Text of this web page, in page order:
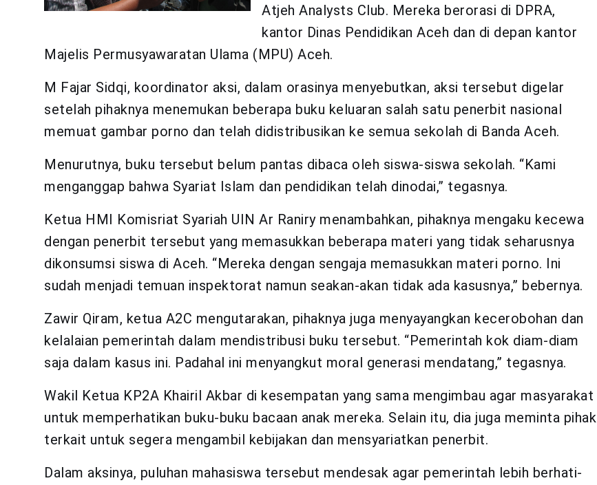
Atjeh Analysts Club. Mereka berorasi di DPRA,
kantor Dinas Pendidikan Aceh dan di depan kantor
Majelis Permusyawaratan Ulama (MPU) Aceh.
M Fajar Sidqi, koordinator aksi, dalam orasinya menyebutkan, aksi tersebut digelar
setelah pihaknya menemukan beberapa buku keluaran salah satu penerbit nasional
memuat gambar porno dan telah didistribusikan ke semua sekolah di Banda Aceh.
Menurutnya, buku tersebut belum pantas dibaca oleh siswa-siswa sekolah. “Kami
menganggap bahwa Syariat Islam dan pendidikan telah dinodai,” tegasnya.
Ketua HMI Komisriat Syariah UIN Ar Raniry menambahkan, pihaknya mengaku kecewa
dengan penerbit tersebut yang memasukkan beberapa materi yang tidak seharusnya
dikonsumsi siswa di Aceh. “Mereka dengan sengaja memasukkan materi porno. Ini
sudah menjadi temuan inspektorat namun seakan-akan tidak ada kasusnya,” bebernya.
Zawir Qiram, ketua A2C mengutarakan, pihaknya juga menyayangkan kecerobohan dan
kelalaian pemerintah dalam mendistribusi buku tersebut. “Pemerintah kok diam-diam
saja dalam kasus ini. Padahal ini menyangkut moral generasi mendatang,” tegasnya.
Wakil Ketua KP2A Khairil Akbar di kesempatan yang sama mengimbau agar masyarakat
untuk memperhatikan buku-buku bacaan anak mereka. Selain itu, dia juga meminta pihak
terkait untuk segera mengambil kebijakan dan mensyariatkan penerbit.
Dalam aksinya, puluhan mahasiswa tersebut mendesak agar pemerintah lebih berhati-